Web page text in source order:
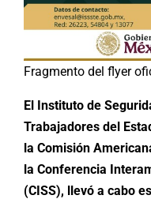
Fragmento del flyer
El Instituto de
Trabajadores del
la Comisión
la Conferencia
(CISS), llevó a cabo